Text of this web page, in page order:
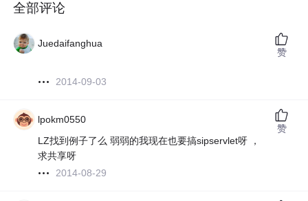
全部评论
Juedaifanghua
2014-09-03
赞
lpokm0550
LZ找到例子了么 弱弱的我现在也要搞sipservlet呀 ，
求共享呀
2014-08-29
赞